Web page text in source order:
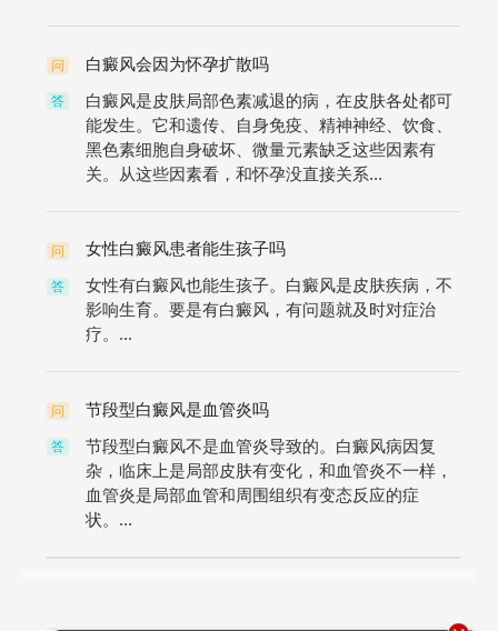
问 白癜风会因为怀孕扩散吗
答
白癜风是皮肤局部色素减退的病，在皮肤各处都可
能发生。它和遗传、自身免疫、精神神经、饮食、
黑色素细胞自身破坏、微量元素缺乏这些因素有
关。从这些因素看，和怀孕没直接关系...
问 女性白癜风患者能生孩子吗
答
女性有白癜风也能生孩子。白癜风是皮肤疾病，不
影响生育。要是有白癜风，有问题就及时对症治
疗。...
问 节段型白癜风是血管炎吗
答
节段型白癜风不是血管炎导致的。白癜风病因复
杂，临床上是局部皮肤有变化，和血管炎不一样，
血管炎是局部血管和周围组织有变态反应的症
状。...